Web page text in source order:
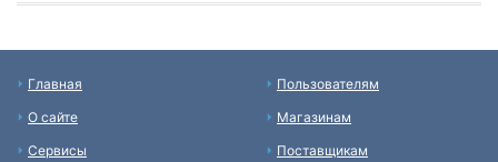
Главная
О сайте
Сервисы
Пользователям
Магазинам
Поставщикам